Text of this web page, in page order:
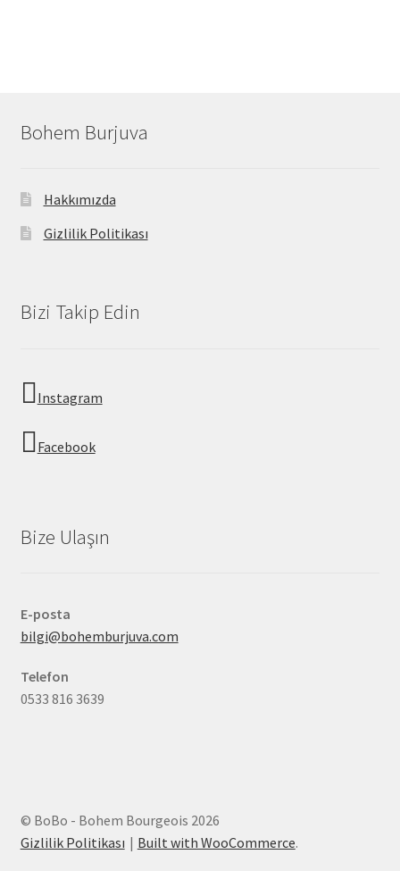
Bohem Burjuva
Hakkımızda
Gizlilik Politikası
Bizi Takip Edin
Instagram
Facebook
Bize Ulaşın
E-posta
bilgi@bohemburjuva.com
Telefon
0533 816 3639
© BoBo - Bohem Bourgeois 2026
Gizlilik Politikası
Built with WooCommerce.